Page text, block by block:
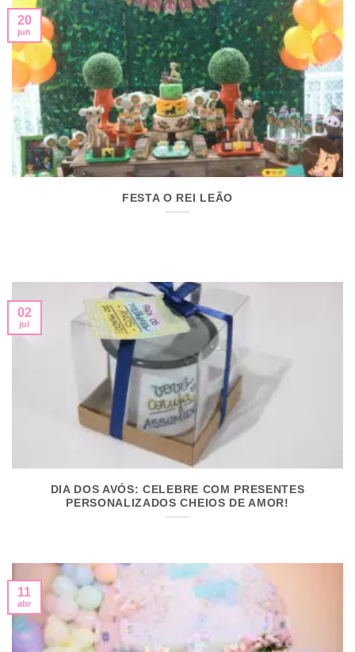
FESTA O REI LEÃO
20
jun
DIA DOS AVÓS: CELEBRE COM PRESENTES
PERSONALIZADOS CHEIOS DE AMOR!
02
jul
11
abr